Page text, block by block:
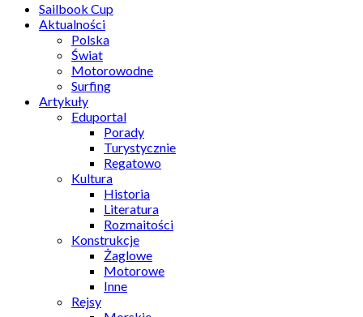
Sailbook Cup
Aktualności
Polska
Świat
Motorowodne
Surfing
Artykuły
Eduportal
Porady
Turystycznie
Regatowo
Kultura
Historia
Literatura
Rozmaitości
Konstrukcje
Żaglowe
Motorowe
Inne
Rejsy